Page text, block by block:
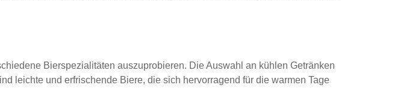
Bierspezialitäten auszuprobieren. Die Auswahl an kühlen Getränken
leichte und erfrischende Biere, die sich hervorragend für die warmen Tage